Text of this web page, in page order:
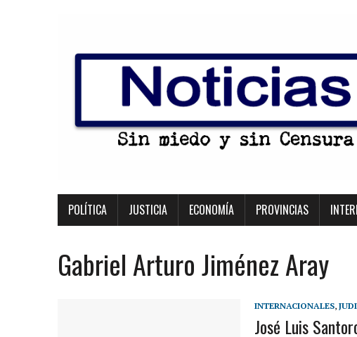
POLÍTICA JUSTICIA ECONOMÍA PROVINCIAS
Gabriel Arturo Jiménez Aray
INTERNACIONALES,
José Luis